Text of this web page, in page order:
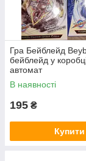
Гра Бейблейд
бейблейд у
автомат
В наявності
195 ₴
Купити